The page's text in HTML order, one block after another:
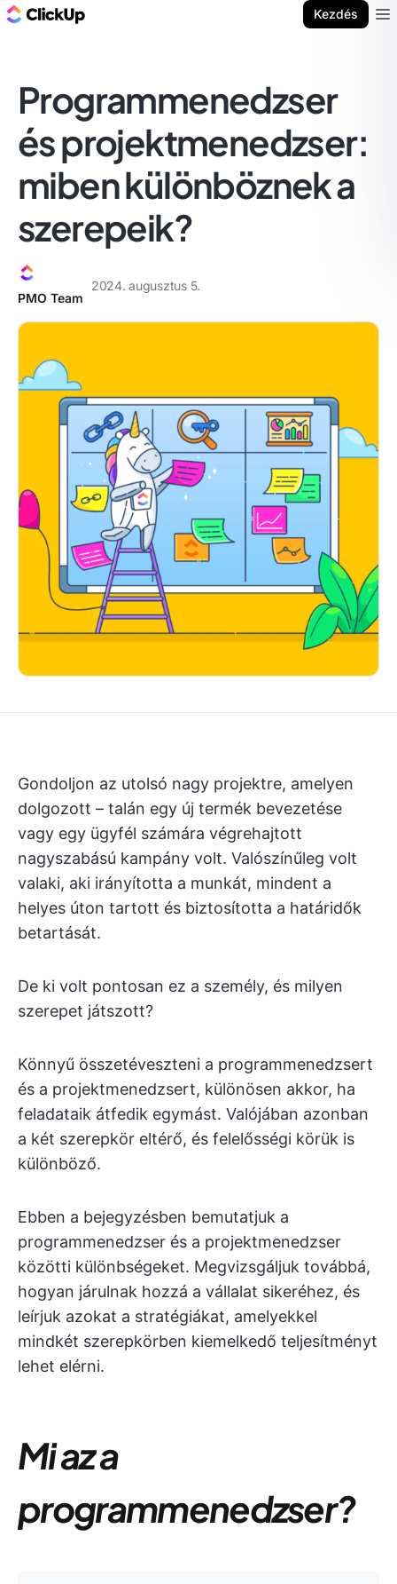
Kezdés
Programmenedzser
és projektmenedzser:
miben különböznek a
szerepeik?
PMO Team
2024. augusztus 5.
Gondoljon az utolsó nagy projektre, amelyen
dolgozott – talán egy új termék bevezetése
vagy egy ügyfél számára végrehajtott
nagyszabású kampány volt. Valószínűleg volt
valaki, aki irányította a munkát, mindent a
helyes úton tartott és biztosította a határidők
betartását.
De ki volt pontosan ez a személy, és milyen
szerepet játszott?
Könnyű összetéveszteni a programmenedzsert
és a projektmenedzsert, különösen akkor, ha
feladataik átfedik egymást. Valójában azonban
a két szerepkör eltérő, és felelősségi körük is
különböző.
Ebben a bejegyzésben bemutatjuk a
programmenedzser és a projektmenedzser
közötti különbségeket. Megvizsgáljuk továbbá,
hogyan járulnak hozzá a vállalat sikeréhez, és
leírjuk azokat a stratégiákat, amelyekkel
mindkét szerepkörben kiemelkedő teljesítményt
lehet elérni.
Mi az a
programmenedzser?